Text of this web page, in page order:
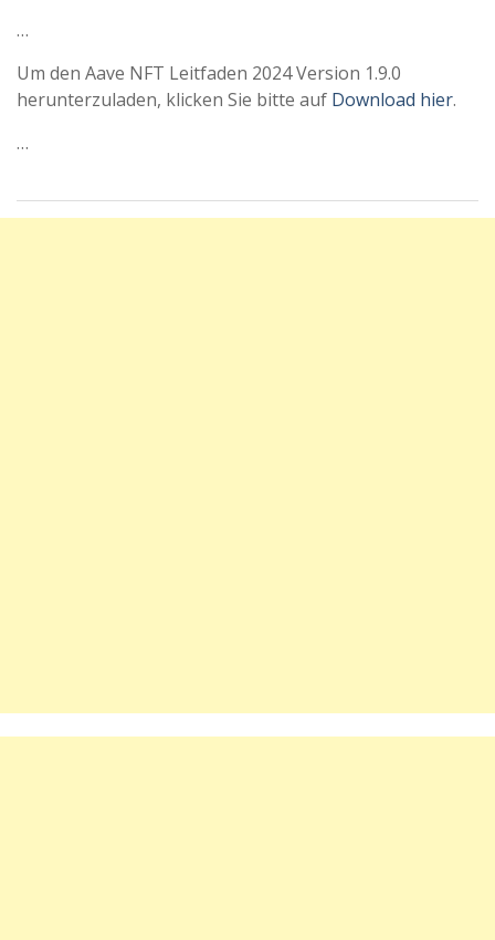
…
Um den Aave NFT Leitfaden 2024 Version 1.9.0
herunterzuladen, klicken Sie bitte auf Download hier.
…